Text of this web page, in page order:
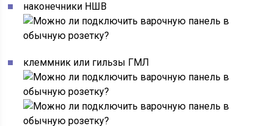
наконечники НШВ
клеммник или гильзы ГМЛ